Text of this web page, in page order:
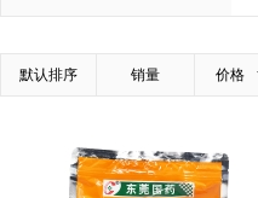
默认排序 销量 价格